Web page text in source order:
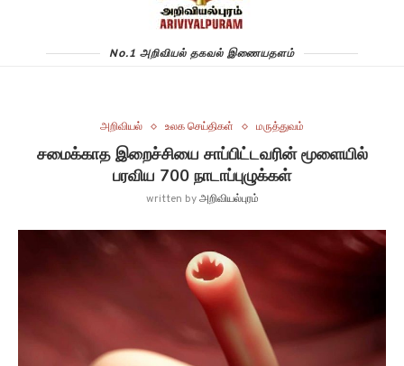
No.1 அறிவியல் தகவல் இணையதளம்
அறிவியல் உலக செய்திகள் மருத்துவம்
சமைக்காத இறைச்சியை சாப்பிட்டவரின் மூளையில்
பரவிய 700 நாடாப்புழுக்கள்
written byஅறிவியல்புரம்